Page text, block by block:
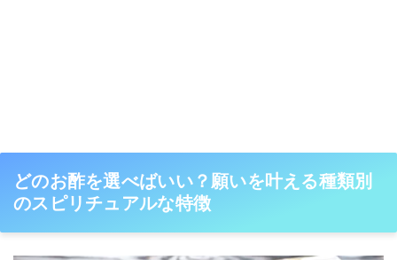
どのお酢を選べばいい？願いを叶える種類別
のスピリチュアルな特徴